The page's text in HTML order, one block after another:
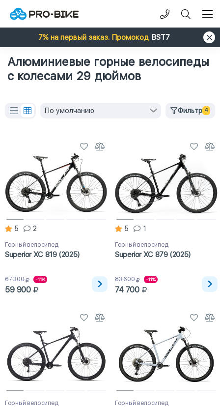
7% на первый заказ. Промокод BST7
Алюминиевые горные велосипеды
с колесами 29 дюймов
По умолчанию Фильтр 4
5 2
Горный велосипед
Superior XC 819 (2025)
67 300 -11%
59 900
5 1
Горный велосипед
Superior XC 879 (2025)
83 600 -11%
74 700
Горный велосипед Горный велосипед